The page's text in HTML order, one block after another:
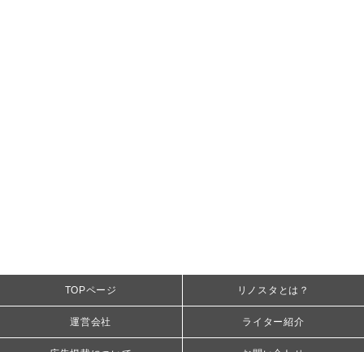
TOPページ リノスタとは？
運営会社 ライター紹介